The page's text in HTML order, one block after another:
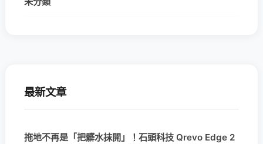
最新文章
拖地不再是「把髒水抹開」！石頭科技 Qrevo Edge 2